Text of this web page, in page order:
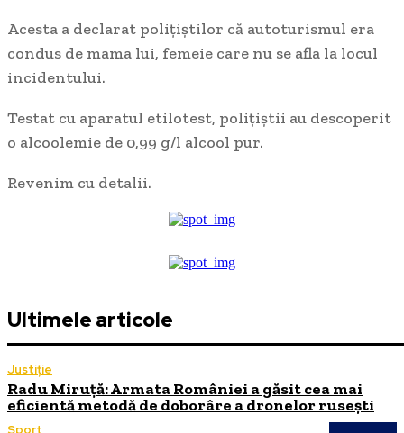
Acesta a declarat polițiștilor că autoturismul era
condus de mama lui, femeie care nu se afla la locul
incidentului.
Testat cu aparatul etilotest, polițiștii au descoperit
o alcoolemie de 0,99 g/l alcool pur.
Revenim cu detalii.
Ultimele articole
Justiție
Radu Miruță: Armata României a găsit cea mai
eficientă metodă de doborâre a dronelor rusești